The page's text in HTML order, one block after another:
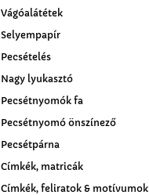
Vágóalátétek
Selyempapír
Pecsételés
Nagy lyukasztó
Pecsétnyomók fa
Pecsétnyomó önszínező
Pecsétpárna
Címkék, matricák
Címkék, feliratok & motívumok